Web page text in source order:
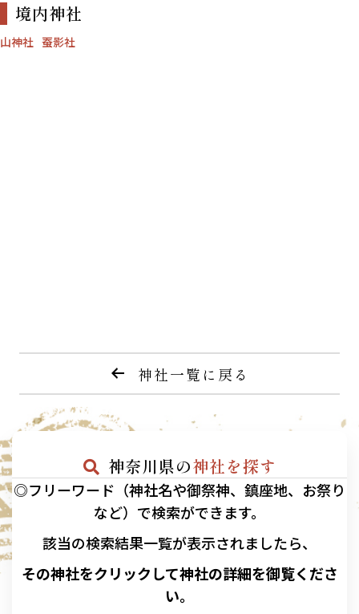
境内神社
山神社 蚕影社
神社一覧に戻る
神奈川県の神社を探す
◎フリーワード（神社名や御祭神、鎮座地、お祭り
など）で検索ができます。
該当の検索結果一覧が表示されましたら、
その神社をクリックして神社の詳細を御覧くださ
い。